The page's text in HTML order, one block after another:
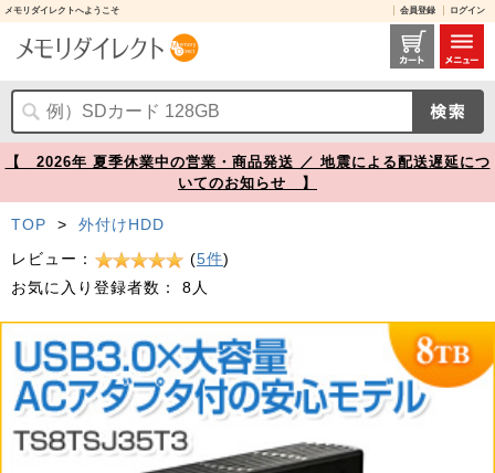
メモリダイレクトへようこそ 会員登録 ログイン
外付けハードディスク 8TB USB3.0 3.5インチ StoreJet 35T3 Transcend製【メモリダイレクト】
【 2026年 夏季休業中の営業・商品発送 ／ 地震による配送遅延につ
いてのお知らせ 】
TOP >
外付けHDD
レビュー：
(5件)
お気に入り登録者数：
8人